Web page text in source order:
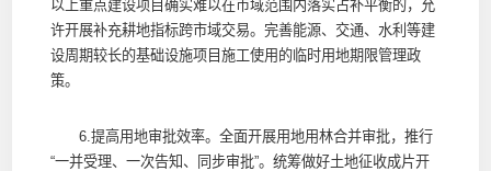
以上重点建设项目确实难以在市域范围内落实占补平衡的，允
许开展补充耕地指标跨市域交易。完善能源、交通、水利等建
设周期较长的基础设施项目施工使用的临时用地期限管理政
策。
6.提高用地审批效率。全面开展用地用林合并审批，推行
“一并受理、一次告知、同步审批”。统筹做好土地征收成片开